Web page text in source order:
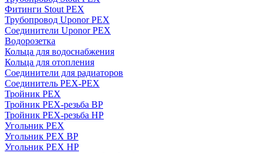
Фитинги Stout PEX
Трубопровод Uponor PEX
Соединители Uponor PEX
Водорозетка
Кольца для водоснабжения
Кольца для отопления
Соединители для радиаторов
Соединитель PEX-PEX
Тройник PEX
Тройник PEX-резьба ВР
Тройник PEX-резьба НР
Угольник PEX
Угольник PEX ВР
Угольник PEX НР